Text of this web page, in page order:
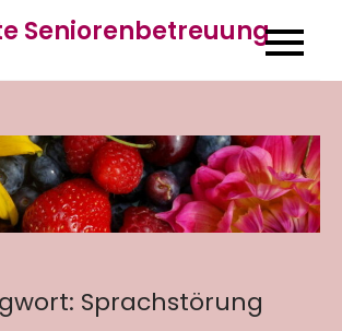
Seniorenbetreuung
Sprachstörung